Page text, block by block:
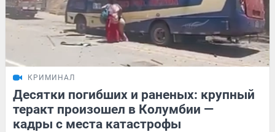
КРИМИНАЛ
Десятки погибших и раненых: крупный
теракт произошел в Колумбии —
кадры с места катастрофы